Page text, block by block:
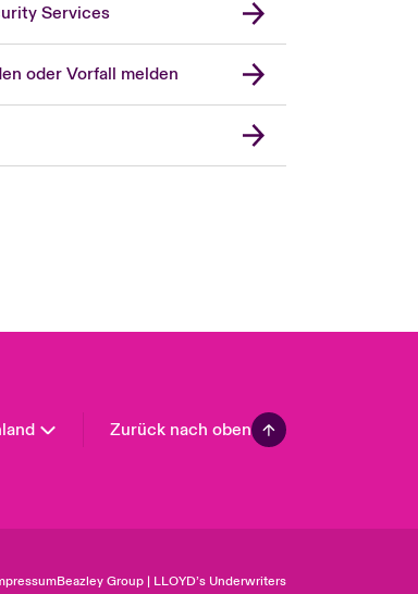
Services
oder Vorfall melden
Zurück nach oben
Beazley Group | LLOYD’s Underwriters